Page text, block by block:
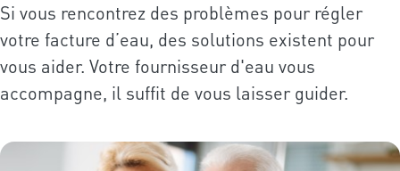
Si vous rencontrez des problèmes pour régler
votre facture d’eau, des solutions existent pour
vous aider. Votre fournisseur d'eau vous
accompagne, il suffit de vous laisser guider.